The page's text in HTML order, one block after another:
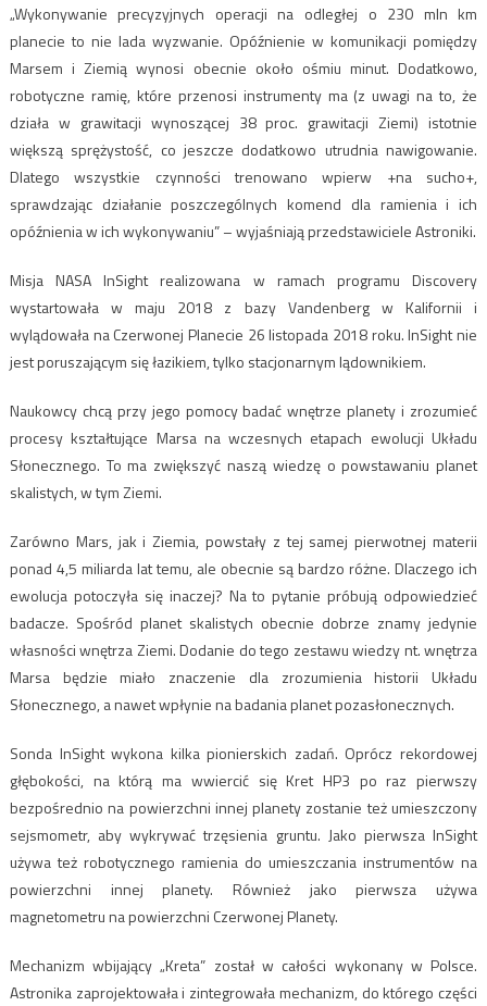
„Wykonywanie precyzyjnych operacji na odległej o 230 mln km
planecie to nie lada wyzwanie. Opóźnienie w komunikacji pomiędzy
Marsem i Ziemią wynosi obecnie około ośmiu minut. Dodatkowo,
robotyczne ramię, które przenosi instrumenty ma (z uwagi na to, że
działa w grawitacji wynoszącej 38 proc. grawitacji Ziemi) istotnie
większą sprężystość, co jeszcze dodatkowo utrudnia nawigowanie.
Dlatego wszystkie czynności trenowano wpierw +na sucho+,
sprawdzając działanie poszczególnych komend dla ramienia i ich
opóźnienia w ich wykonywaniu” – wyjaśniają przedstawiciele Astroniki.
Misja NASA InSight realizowana w ramach programu Discovery
wystartowała w maju 2018 z bazy Vandenberg w Kalifornii i
wylądowała na Czerwonej Planecie 26 listopada 2018 roku. InSight nie
jest poruszającym się łazikiem, tylko stacjonarnym lądownikiem.
Naukowcy chcą przy jego pomocy badać wnętrze planety i zrozumieć
procesy kształtujące Marsa na wczesnych etapach ewolucji Układu
Słonecznego. To ma zwiększyć naszą wiedzę o powstawaniu planet
skalistych, w tym Ziemi.
Zarówno Mars, jak i Ziemia, powstały z tej samej pierwotnej materii
ponad 4,5 miliarda lat temu, ale obecnie są bardzo różne. Dlaczego ich
ewolucja potoczyła się inaczej? Na to pytanie próbują odpowiedzieć
badacze. Spośród planet skalistych obecnie dobrze znamy jedynie
własności wnętrza Ziemi. Dodanie do tego zestawu wiedzy nt. wnętrza
Marsa będzie miało znaczenie dla zrozumienia historii Układu
Słonecznego, a nawet wpłynie na badania planet pozasłonecznych.
Sonda InSight wykona kilka pionierskich zadań. Oprócz rekordowej
głębokości, na którą ma wwiercić się Kret HP3 po raz pierwszy
bezpośrednio na powierzchni innej planety zostanie też umieszczony
sejsmometr, aby wykrywać trzęsienia gruntu. Jako pierwsza InSight
używa też robotycznego ramienia do umieszczania instrumentów na
powierzchni innej planety. Również jako pierwsza używa
magnetometru na powierzchni Czerwonej Planety.
Mechanizm wbijający „Kreta” został w całości wykonany w Polsce.
Astronika zaprojektowała i zintegrowała mechanizm, do którego części